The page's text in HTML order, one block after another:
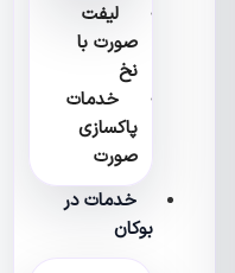
لیفت
صورت با
نخ
خدمات
پاکسازی
صورت
خدمات در
بوکان